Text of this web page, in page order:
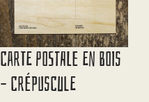
Carte Postale En Bois
– Crépuscule